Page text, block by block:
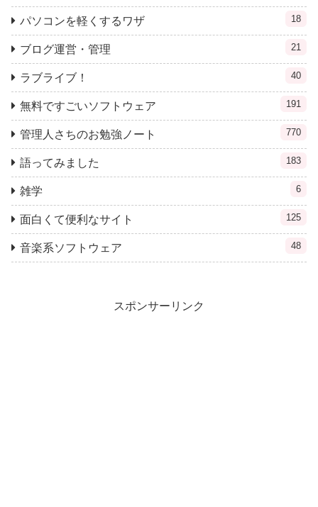
パソコンを軽くするワザ 18
ブログ運営・管理 21
ラブライブ！ 40
無料ですごいソフトウェア 191
管理人さちのお勉強ノート 770
語ってみました 183
雑学 6
面白くて便利なサイト 125
音楽系ソフトウェア 48
スポンサーリンク